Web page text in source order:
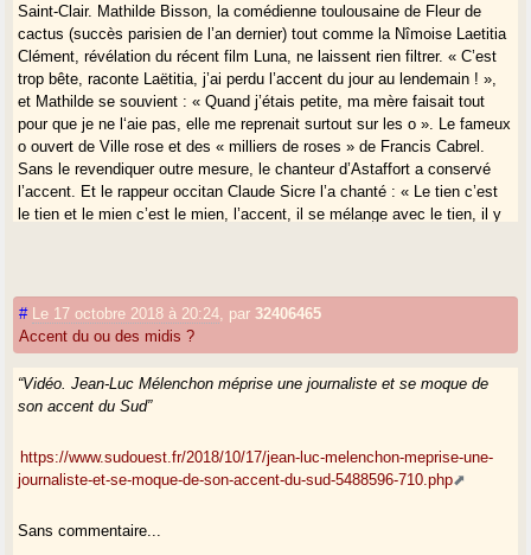
Saint-Clair. Mathilde Bisson, la comédienne toulousaine de Fleur de
cactus (succès parisien de l’an dernier) tout comme la Nîmoise Laetitia
Clément, révélation du récent film Luna, ne laissent rien filtrer. « C’est
trop bête, raconte Laëtitia, j’ai perdu l’accent du jour au lendemain ! »,
et Mathilde se souvient : « Quand j’étais petite, ma mère faisait tout
pour que je ne l‘aie pas, elle me reprenait surtout sur les o ». Le fameux
o ouvert de Ville rose et des « milliers de roses » de Francis Cabrel.
Sans le revendiquer outre mesure, le chanteur d’Astaffort a conservé
l’accent. Et le rappeur occitan Claude Sicre l’a chanté : « Le tien c’est
le tien et le mien c’est le mien, l’accent, il se mélange avec le tien, il y
Il déteint tellement qu’en école de journalisme, Tristan, 21 ans, est prié
d’effacer son accent du lauragais pour les enregistrements de radio.
La revanche des accents
Standardisé par la télévision et la radio, minimisé par l’arrivée de
de l’autre, mais c’est moins drôle quand on rit du mien », dit le linguiste
Pierre Escudé (lire page suivante). En arrivant au lycée Fermat de
# Le 17 octobre 2018 à 20:24 par32406465
Accent du ou des midis ?
“Vidéo. Jean-Luc Mélenchon méprise une journaliste et se moque de
son accent du Sud”
https://www.sudouest.fr/2018/10/17/jean-luc-melenchon-meprise-une-
journaliste-et-se-moque-de-son-accent-du-sud-5488596-710.php
Sans commentaire...